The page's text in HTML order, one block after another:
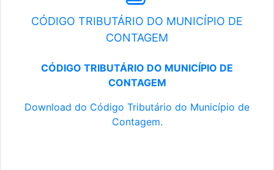
CÓDIGO TRIBUTÁRIO DO MUNICÍPIO DE
CONTAGEM
CÓDIGO TRIBUTÁRIO DO MUNICÍPIO DE
CONTAGEM
Download do Código Tributário do Município de
Contagem.